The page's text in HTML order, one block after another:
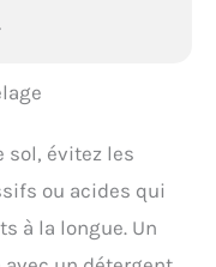
sol, évitez les
ou acides qui
à la longue. Un